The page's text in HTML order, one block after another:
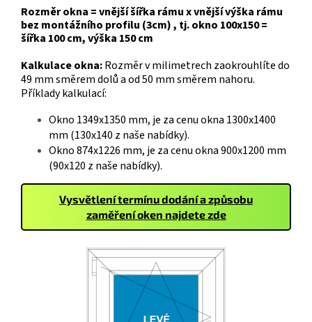
Rozměr okna = vnější šířka rámu x vnější výška rámu
bez montážního profilu (3cm) , tj. okno 100x150 =
šířka 100 cm, výška 150 cm
Kalkulace okna:Rozměr v milimetrech zaokrouhlíte do
49 mm směrem dolů a od 50 mm směrem nahoru.
Příklady kalkulací:
Okno 1349x1350 mm, je za cenu okna 1300x1400
mm (130x140 z naše nabídky).
Okno 874x1226 mm, je za cenu okna 900x1200 mm
(90x120 z naše nabídky).
Vysvětlení termínu dodání a způsobu
zaměření oken najdete zde